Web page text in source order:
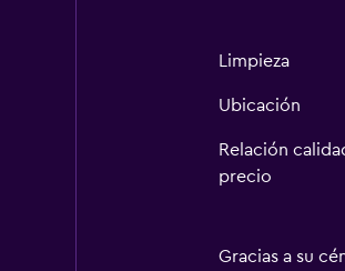
Limpieza
Ubicación
Relación
precio
Gracias a su